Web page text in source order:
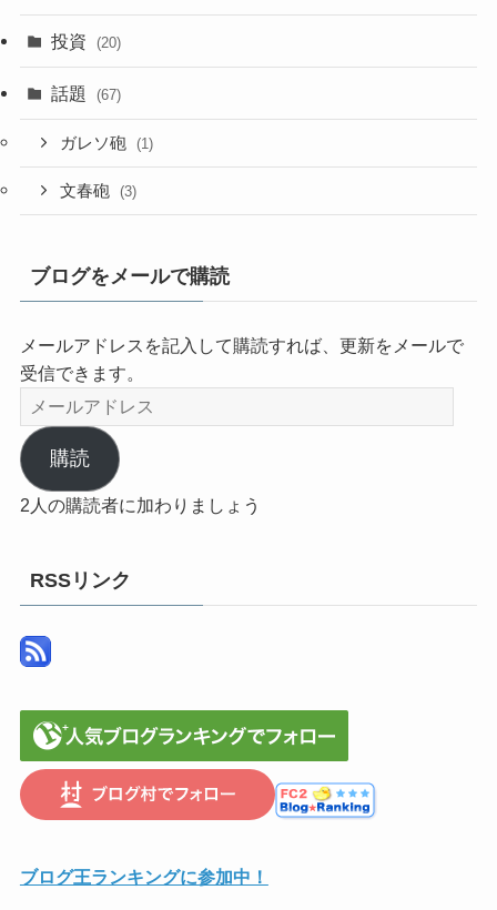
投資 (20)
話題 (67)
ガレソ砲 (1)
文春砲 (3)
ブログをメールで購読
メールアドレスを記入して購読すれば、更新をメールで
受信できます。
ー
ル
ア
ド
購読
2人の購読者に加わりましょう
RSSリンク
ブログ王ランキングに参加中！